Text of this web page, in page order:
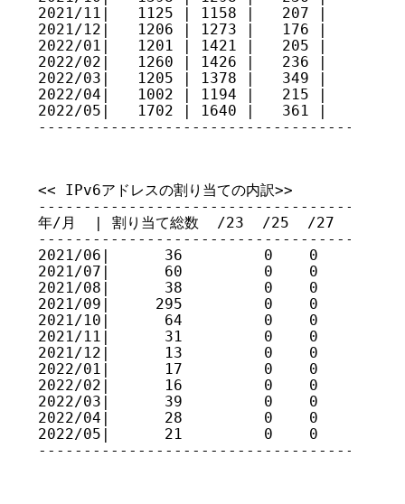
2021/11|   1125 | 1158 |   207 |
2021/12|   1206 | 1273 |   176 |
2022/01|   1201 | 1421 |   205 |
2022/02|   1260 | 1426 |   236 |
2022/03|   1205 | 1378 |   349 |
2022/04|   1002 | 1194 |   215 |
2022/05|   1702 | 1640 |   361 |
<< IPv6アドレスの割り当ての内訳>>
年/月  | 割り当て総数  /23  /25  /27
2021/06|      36         0    0    0
2021/07|      60         0    0    0
2021/08|      38         0    0    0
2021/09|     295         0    0    0
2021/10|      64         0    0    0
2021/11|      31         0    0    0
2021/12|      13         0    0    0
2022/01|      17         0    0    0
2022/02|      16         0    0    0
2022/03|      39         0    0    0
2022/04|      28         0    0    0
2022/05|      21         0    0    0